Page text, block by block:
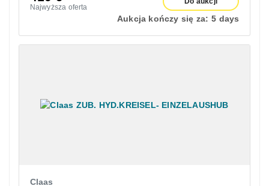
Najwyższa oferta
Aukcja kończy się za: 5 days
Claas